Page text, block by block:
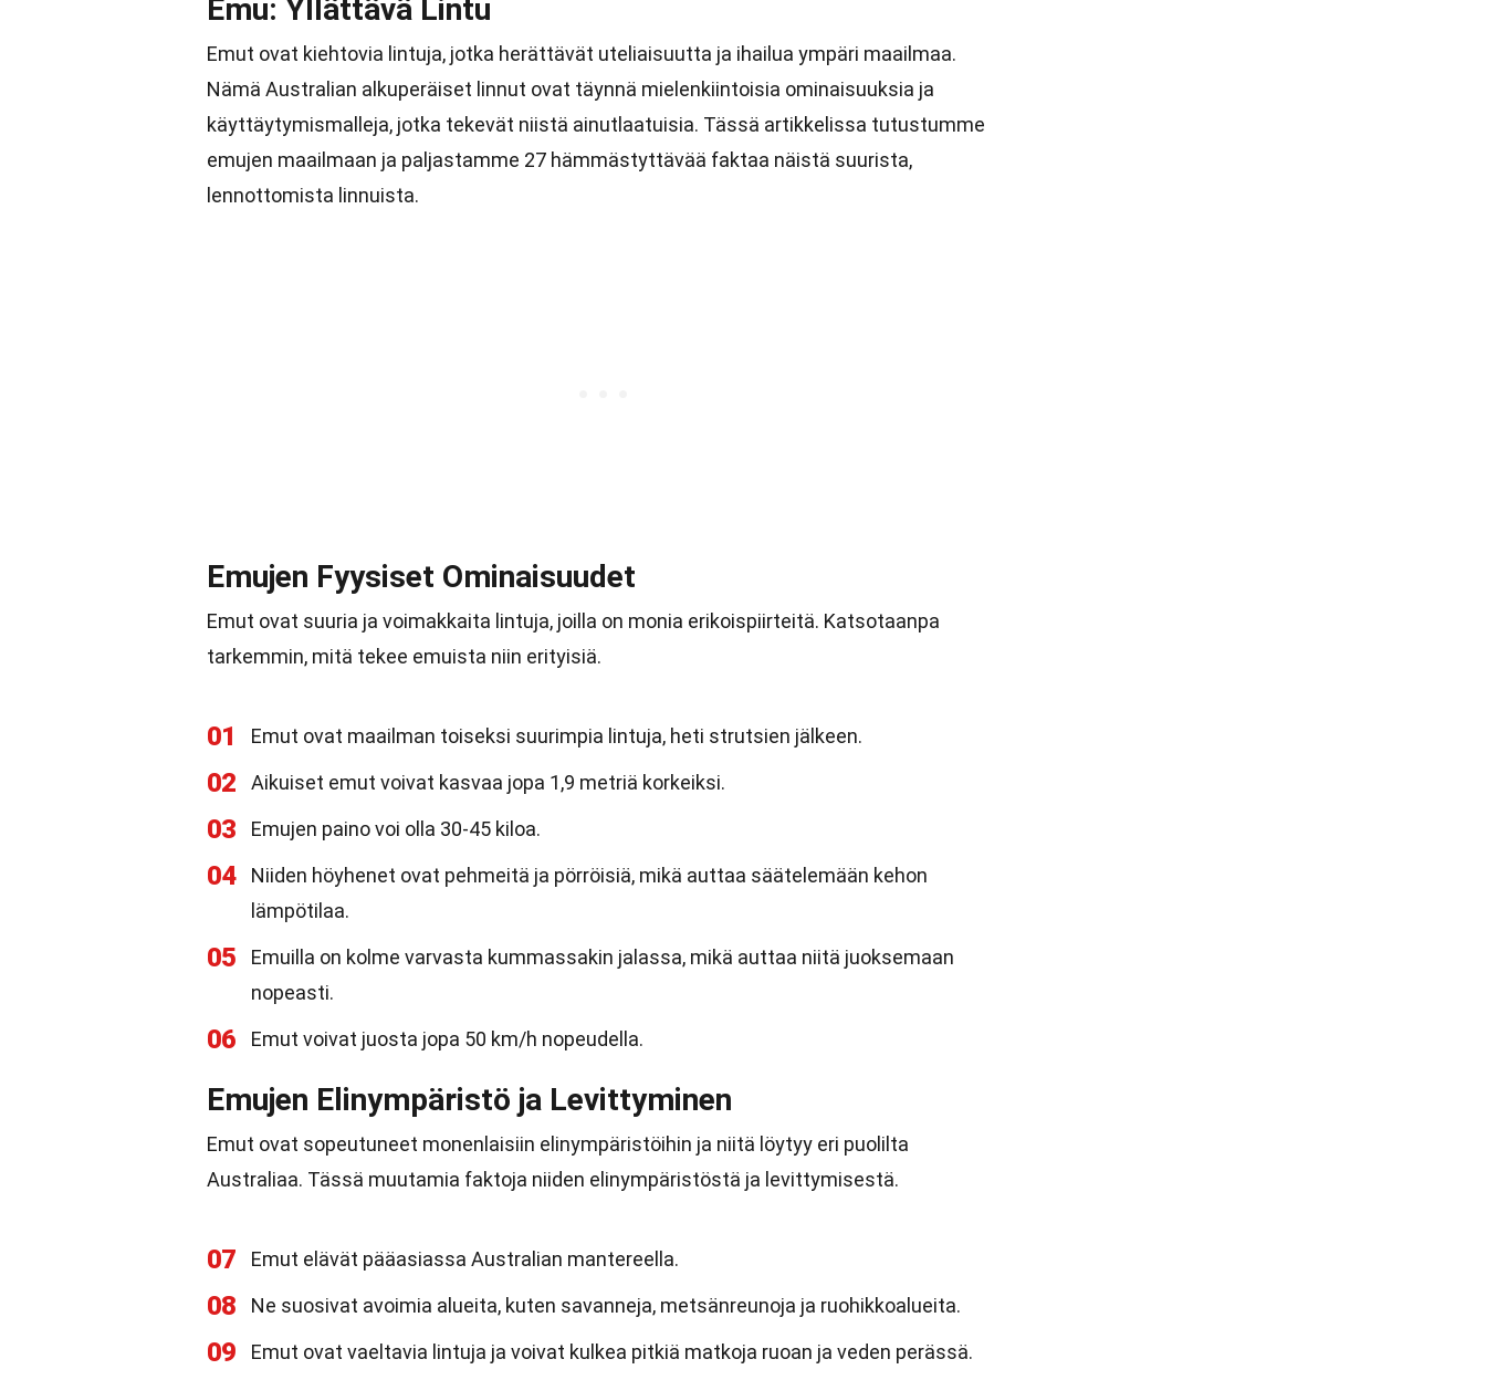
Emu: Yllättävä Lintu
Emut ovat kiehtovia lintuja, jotka herättävät uteliaisuutta ja ihailua ympäri maailmaa.
Nämä Australian alkuperäiset linnut ovat täynnä mielenkiintoisia ominaisuuksia ja
käyttäytymismalleja, jotka tekevät niistä ainutlaatuisia. Tässä artikkelissa tutustumme
emujen maailmaan ja paljastamme 27 hämmästyttävää faktaa näistä suurista,
lennottomista linnuista.
Emujen Fyysiset Ominaisuudet
Emut ovat suuria ja voimakkaita lintuja, joilla on monia erikoispiirteitä. Katsotaanpa
tarkemmin, mitä tekee emuista niin erityisiä.
01 Emut ovat maailman toiseksi suurimpia lintuja, heti strutsien jälkeen.
02 Aikuiset emut voivat kasvaa jopa 1,9 metriä korkeiksi.
03 Emujen paino voi olla 30-45 kiloa.
04
Niiden höyhenet ovat pehmeitä ja pörröisiä, mikä auttaa säätelemään kehon
lämpötilaa.
05
Emuilla on kolme varvasta kummassakin jalassa, mikä auttaa niitä juoksemaan
nopeasti.
06 Emut voivat juosta jopa 50 km/h nopeudella.
Emujen Elinympäristö ja Levittyminen
Emut ovat sopeutuneet monenlaisiin elinympäristöihin ja niitä löytyy eri puolilta
Australiaa. Tässä muutamia faktoja niiden elinympäristöstä ja levittymisestä.
07 Emut elävät pääasiassa Australian mantereella.
08 Ne suosivat avoimia alueita, kuten savanneja, metsänreunoja ja ruohikkoalueita.
09 Emut ovat vaeltavia lintuja ja voivat kulkea pitkiä matkoja ruoan ja veden perässä.